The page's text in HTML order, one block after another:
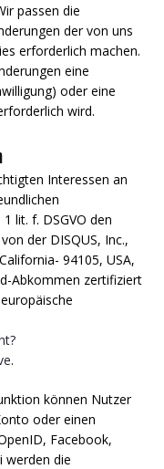
passen die
der von uns
erforderlich machen.
eine
oder eine
wird.
Interessen an
lit. f. DSGVO den
der DISQUS, Inc.,
94105, USA,
Abkommen zertifiziert
.
können Nutzer
oder einen
Facebook,
werden die